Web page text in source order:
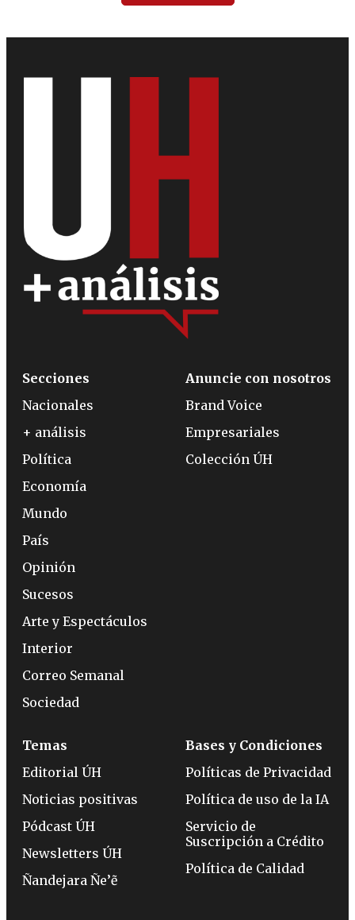
Secciones
Nacionales
+ análisis
Política
Economía
Mundo
País
Opinión
Sucesos
Arte y Espectáculos
Interior
Correo Semanal
Sociedad
Anuncie con nosotros
Brand Voice
Empresariales
Colección ÚH
Temas
Editorial ÚH
Noticias positivas
Pódcast ÚH
Newsletters ÚH
Ñandejara Ñe’ẽ
Bases y Condiciones
Políticas de Privacidad
Política de uso de la IA
Servicio de
Suscripción a Crédito
Política de Calidad